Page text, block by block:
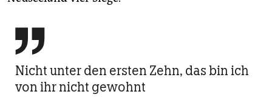

Nicht unter den ersten Zehn, das bin ich
von ihr nicht gewohnt